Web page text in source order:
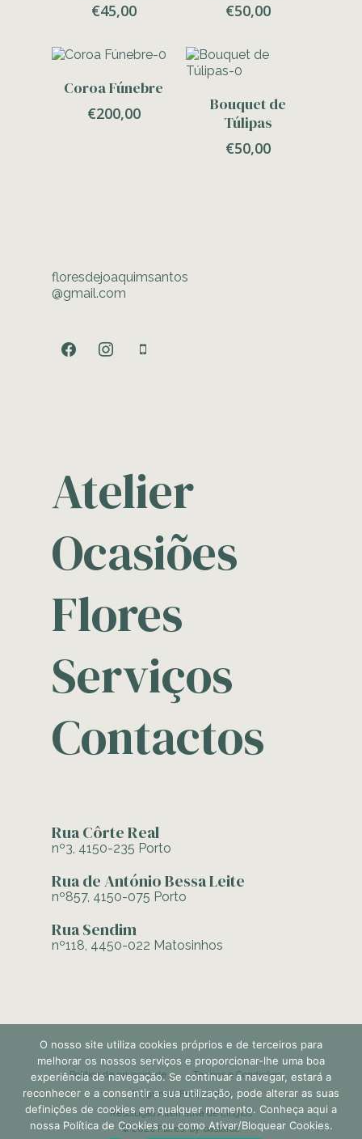
€45,00 €50,00
Adicionar
Coroa Fúnebre
€200,00
Bouquet de
Túlipas
€50,00
floresdejoaquimsantos
@gmail.com
facebookinstagrammobile
Atelier
Ocasiões
Flores
Serviços
Contactos
Rua Côrte Real
nº3, 4150-235 Porto
Rua de António Bessa Leite
nº857, 4150-075 Porto
Rua Sendim
nº118, 4450-022 Matosinhos
Política de privacidade
Termos e Condições
Perguntas Frequentes
Resolução Alternativa de Litígios
© 2026 Flores. bybastarda
O nosso site utiliza cookies próprios e de terceiros para
melhorar os nossos serviços e proporcionar-lhe uma boa
experiência de navegação. Se continuar a navegar, estará a
reconhecer e a consentir a sua utilização, pode alterar as suas
definições de cookies em qualquer momento. Conheça aqui a
nossa Política de Cookies ou como Ativar/Bloquear Cookies.